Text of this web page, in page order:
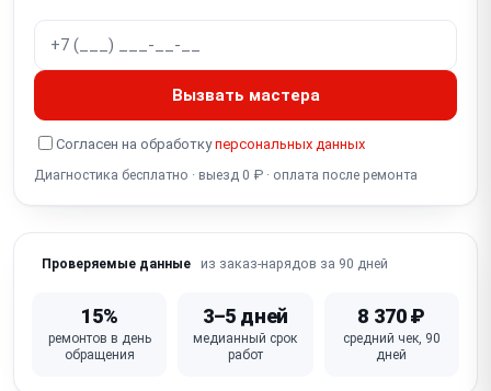
Шумит вентилятор
Не работает подсветка
Разбит экран
Вызвать мастера
Согласен на обработкуперсональных данных
Диагностика бесплатно · выезд 0 ₽ · оплата после ремонта
Проверяемые данные из заказ-нарядов за 90 дней
15%
ремонтов в день
обращения
3–5 дней
медианный срок
работ
8 370 ₽
средний чек, 90
дней